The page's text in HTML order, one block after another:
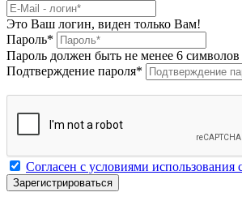
Это Ваш логин, виден только Вам!
Пароль*
Пароль должен быть не менее 6
Подтверждение пароля*
Согласен с условиями использования